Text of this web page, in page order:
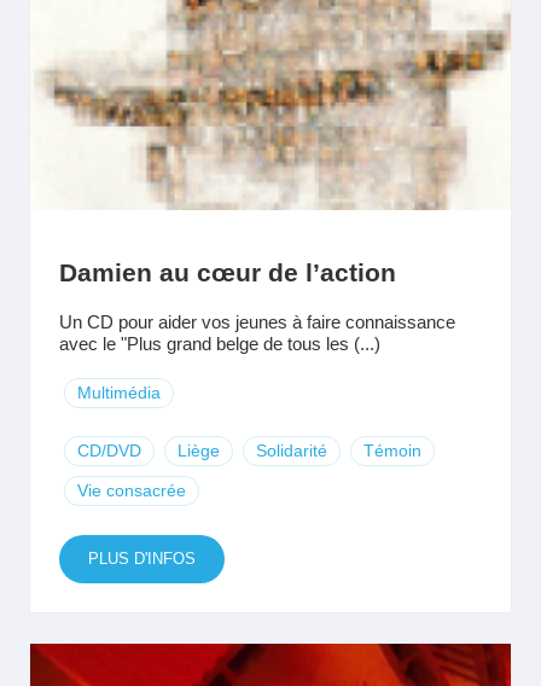
Damien au cœur de l’action
Un CD pour aider vos jeunes à faire connaissance
avec le "Plus grand belge de tous les (...)
Multimédia
CD/DVD Liège Solidarité Témoin
Vie consacrée
PLUS D'INFOS